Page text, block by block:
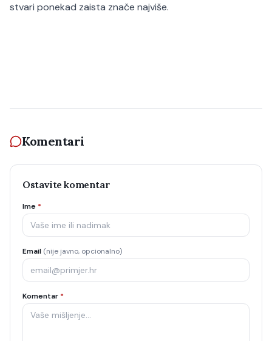
stvari ponekad zaista znače najviše.
Komentari
Ostavite komentar
Ime *
Email (nije javno, opcionalno)
Komentar *